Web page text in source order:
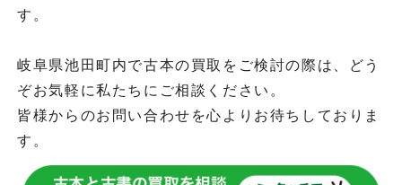
す。
岐阜県池田町内で古本の買取をご検討の際は、どう
ぞお気軽に私たちにご相談ください。
皆様からのお問い合わせを心よりお待ちしておりま
す。